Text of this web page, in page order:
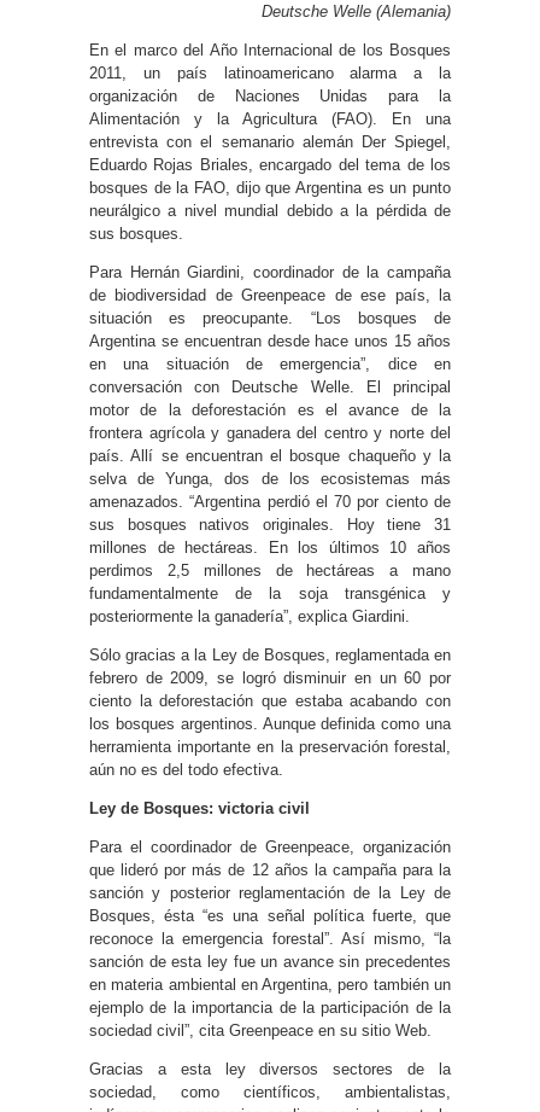
Deutsche Welle (Alemania)
En el marco del Año Internacional de los Bosques
2011, un país latinoamericano alarma a la
organización de Naciones Unidas para la
Alimentación y la Agricultura (FAO). En una
entrevista con el semanario alemán Der Spiegel,
Eduardo Rojas Briales, encargado del tema de los
bosques de la FAO, dijo que Argentina es un punto
neurálgico a nivel mundial debido a la pérdida de
sus bosques.
Para Hernán Giardini, coordinador de la campaña
de biodiversidad de Greenpeace de ese país, la
situación es preocupante. “Los bosques de
Argentina se encuentran desde hace unos 15 años
en una situación de emergencia”, dice en
conversación con Deutsche Welle. El principal
motor de la deforestación es el avance de la
frontera agrícola y ganadera del centro y norte del
país. Allí se encuentran el bosque chaqueño y la
selva de Yunga, dos de los ecosistemas más
amenazados. “Argentina perdió el 70 por ciento de
sus bosques nativos originales. Hoy tiene 31
millones de hectáreas. En los últimos 10 años
perdimos 2,5 millones de hectáreas a mano
fundamentalmente de la soja transgénica y
posteriormente la ganadería”, explica Giardini.
Sólo gracias a la Ley de Bosques, reglamentada en
febrero de 2009, se logró disminuir en un 60 por
ciento la deforestación que estaba acabando con
los bosques argentinos. Aunque definida como una
herramienta importante en la preservación forestal,
aún no es del todo efectiva.
Ley de Bosques: victoria civil
Para el coordinador de Greenpeace, organización
que lideró por más de 12 años la campaña para la
sanción y posterior reglamentación de la Ley de
Bosques, ésta “es una señal política fuerte, que
reconoce la emergencia forestal”. Así mismo, “la
sanción de esta ley fue un avance sin precedentes
en materia ambiental en Argentina, pero también un
ejemplo de la importancia de la participación de la
sociedad civil”, cita Greenpeace en su sitio Web.
Gracias a esta ley diversos sectores de la
sociedad, como científicos, ambientalistas,